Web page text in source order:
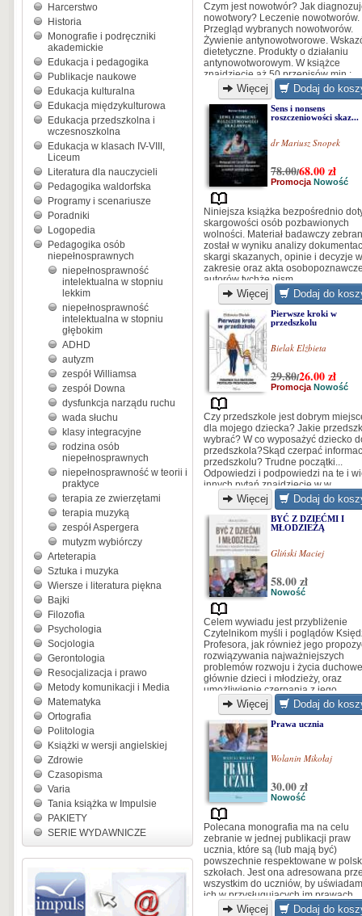
Harcerstwo
Historia
Monografie i podręczniki
akademickie
Edukacja i pedagogika
Publikacje naukowe
Edukacja kulturalna
Edukacja międzykulturowa
Edukacja przedszkolna i
wczesnoszkolna
Edukacja w klasach IV-VIII,
Liceum
Literatura dla nauczycieli
Pedagogika waldorfska
Programy i scenariusze
Poradniki
Logopedia
Pedagogika osób
niepełnosprawnych
niepełnosprawność
intelektualna w stopniu
lekkim
niepełnosprawność
intelektualna w stopniu
głębokim
ADHD
autyzm
zespół Williamsa
zespół Downa
dysfunkcja narządu ruchu
wada słuchu
klasy integracyjne
rodzina osób
niepełnosprawnych
niepełnosprawność w teorii i
praktyce
terapia ze zwierzętami
terapia muzyką
zespół Aspergera
mutyzm wybiórczy
Arteterapia
Sztuka i muzyka
Wiersze i literatura piękna
Bajki
Filozofia
Psychologia
Socjologia
Gerontologia
Resocjalizacja i prawo
Metody komunikacji i Media
Matematyka
Ortografia
Politologia
Książki w wersji angielskiej
Zdrowie
Czasopisma
Varia
Tania książka w Impulsie
PAKIETY
SERIE WYDAWNICZE
Czym jest nowotwór? Jak
nowotwory? Leczenie nowotworów.
Przegląd wybranych nowotworów.
Żywienie antynowotworowe.
dietetyczne. Produkty o działaniu
antynowotworowym. W książce
znajdziecie aż 50 przepisów min.:
sałatka owocowa, omlet owsiany z
żurawiną, kanapki z pastą jajeczną,
szaszłyki drobiowe z ryżem, oraz
więcej.
Więcej Dodaj do
Sens i nonsens
roszczeniowości skaz...
dr Mariusz Snopek
78.00/68.00zł
Promocja Nowość
Niniejsza książka bezpośrednio
skargowości osób pozbawionych
wolności. Materiał badawczy
został w wyniku analizy
skargi skazanych, opinie i decyzje
zakresie oraz akta
autorów tychże pism...
Więcej Dodaj do
Pierwsze kroki w
przedszkolu
Bielak Elżbieta
29.80/26.00zł
Promocja Nowość
Czy przedszkole jest dobrym
dla mojego dziecka? Jakie
wybrać? W co wyposażyć dziecko
przedszkola?Skąd czerpać
przedszkolu? Trudne początki...
Odpowiedzi i podpowiedzi na te i
innych pytań znajdziecie w w
wyjątkowej publikacji Elżbiety
Więcej Dodaj do
BYĆ Z DZIEĆMI I
MŁODZIEŻĄ
Gliński Maciej
58.00 zł
Nowość
Celem wywiadu jest przybliżenie
Czytelnikom myśli i poglądów
Profesora, jak również jego
rozwiązywania najważniejszych
problemów rozwoju i życia
głównie dzieci i młodzieży, oraz
umożliwienie czerpania z jego
doświadczeń i olbrzymiego
Dla rodziców, nauczycieli i
wychowawców może to stanowić
zachętę i inspirację do dialogu z
młodymi oraz pogłębiania swej
Więcej Dodaj do
Prawa ucznia
Wolanin Mikołaj
30.00 zł
Nowość
Polecana monografia ma na celu
zebranie w jednej publikacji praw
ucznia, które są (lub mają być)
powszechnie respektowane w
szkołach. Jest ona adresowana
wszystkim do uczniów, by
ich w przysługujących im prawach.
Więcej Dodaj do